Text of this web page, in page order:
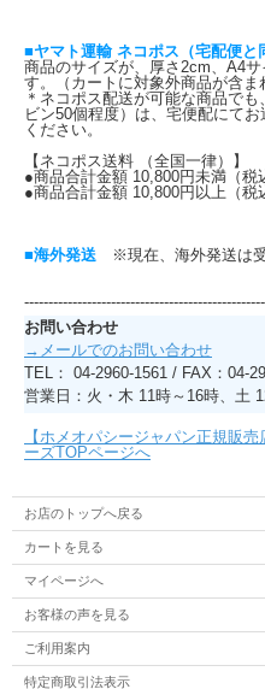
■ヤマト運輸 ネコポス（宅配便と
商品のサイズが、厚さ2cm、A4
す。（カートに対象外商品が含ま
＊ネコポス配送が可能な商品で
ビン50個程度）は、宅便配にて
ください。
【ネコポス送料 （全国一律）】
●商品合計金額 10,800円未満（税
●商品合計金額 10,800円以上（税
■海外発送 ※現在、海外発送は受
お問い合わせ
→メールでのお問い合わせ
TEL： 04-2960-1561 / FAX：04-
営業日：火・木 11時～16時、土
【ホメオパシージャパン正規販
ーズTOPページへ
お店のトップへ戻る
カートを見る
マイページへ
お客様の声を見る
ご利用案内
特定商取引法表示